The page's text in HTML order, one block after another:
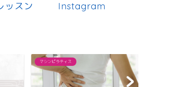
ッスン
Instagram
マシンピラティス